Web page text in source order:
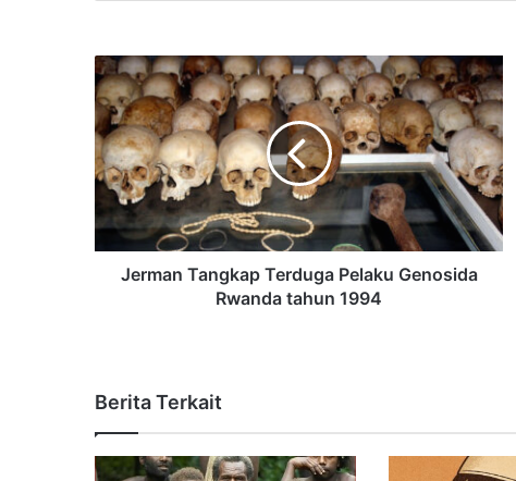
Jerman Tangkap Terduga Pelaku Genosida
Rwanda tahun 1994
Berita Terkait